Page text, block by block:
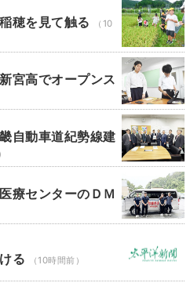
穂を見て触る
（10
高でオープンス
自動車道紀勢線建
療センターのＤＭ
る （10時間前）